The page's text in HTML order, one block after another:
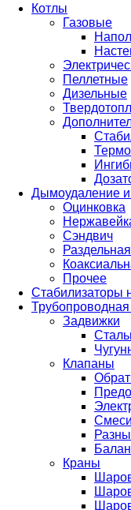
Котлы
Газовые
Пеллетные
Дизельные
Дымоудаление и
Оцинковка
Сэндвич
Прочее
Стабилизаторы
Задвижки
Клапаны
Краны